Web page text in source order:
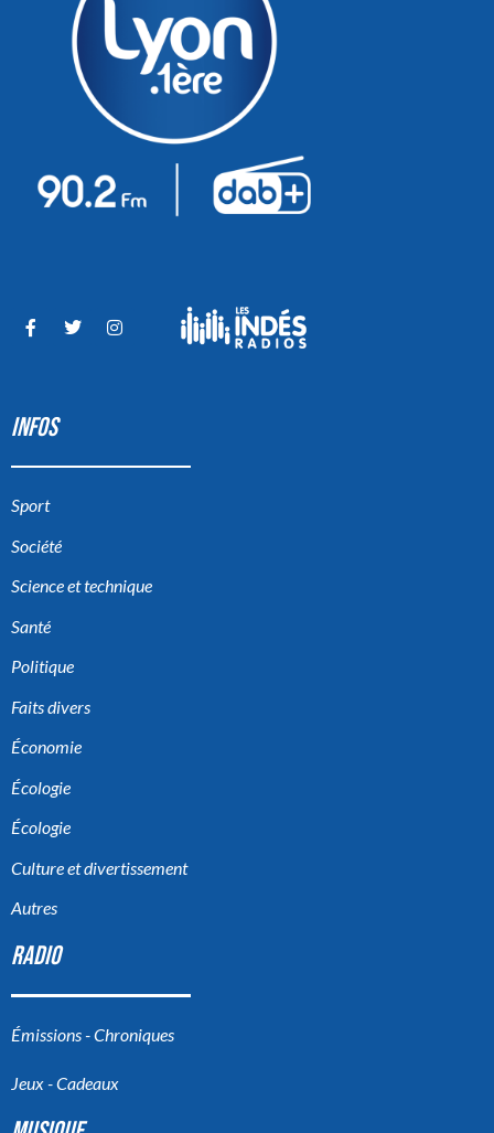
INFOS
Sport
Société
Science et technique
Santé
Politique
Faits divers
Économie
Écologie
Écologie
Culture et divertissement
Autres
RADIO
Émissions - Chroniques
Jeux - Cadeaux